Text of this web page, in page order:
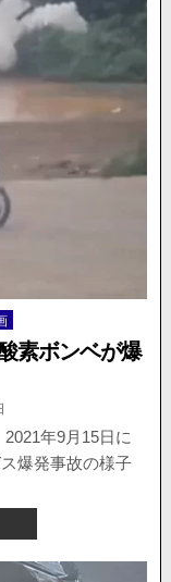
素ボンベが爆
年9月15日に
爆発事故の様子